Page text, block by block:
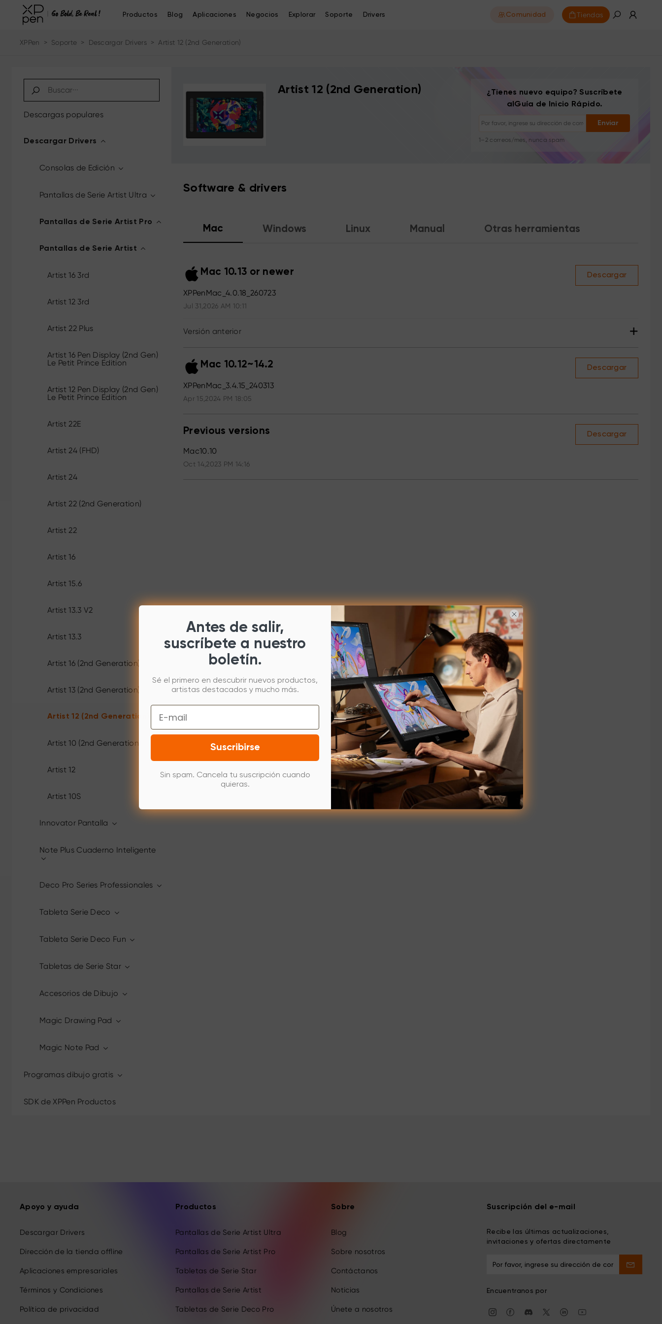
Productos Blog Aplicaciones Negocios Explorar Soporte Drivers Comunidad Tiendas
XPPen > Soporte > Descargar Drivers > Artist 12 (2nd Generation)
Descargas populares
Descargar Drivers
Consolas de Edición
Pantallas de Serie Artist Ultra
Pantallas de Serie Artist Pro
Pantallas de Serie Artist
Artist 16 3rd
Artist 12 3rd
Artist 22 Plus
Artist 16 Pen Display (2nd Gen)
Le Petit Prince Edition
Artist 12 Pen Display (2nd Gen)
Le Petit Prince Edition
Artist 22E
Artist 24 (FHD)
Artist 24
Artist 22 (2nd Generation)
Artist 22
Artist 16
Artist 15.6
Artist 13.3 V2
Artist 13.3
Artist 16 (2nd Generation)
Artist 13 (2nd Generation)
Artist 12 (2nd Generation)
Artist 10 (2nd Generation)
Artist 12
Artist 10S
Innovator Pantalla
Note Plus Cuaderno Inteligente
Deco Pro Series Professionales
Tableta Serie Deco
Tableta Serie Deco Fun
Tabletas de Serie Star
Accesorios de Dibujo
Magic Drawing Pad
Magic Note Pad
Programas dibujo gratis
SDK de XPPen Productos
Artist 12 (2nd Generation)
¿Tienes nuevo equipo? Suscríbete
alGuía de Inicio Rápido.
Enviar
Tutoriales de dibujo
Consejos y solución de problemas
Historias de artistas e inspiración
1–2 correos/mes, nunca spam
Darse de baja: con un clic en cualquier momento
Software & drivers
Mac Windows Linux Manual Otras herramientas
Mac 10.13 or newer
XPPenMac_4.0.18_260723
Jul 31,2026 AM 10:11
Descargar
Versión anterior +
Mac 10.12~14.2
XPPenMac_3.4.15_240313
Apr 15,2024 PM 18:05
Descargar
Previous versions
Mac10.10
Oct 14,2023 PM 14:16
Descargar
Apoyo y ayuda
Descargar Drivers
Dirección de la tienda offline
Aplicaciones empresariales
Términos y Condiciones
Política de privacidad
Productos
Pantallas de Serie Artist Ultra
Pantallas de Serie Artist Pro
Tabletas de Serie Star
Pantallas de Serie Artist
Tabletas de Serie Deco Pro
Sobre
Blog
Sobre nosotros
Contáctanos
Noticias
Únete a nosotros
Suscripción del e-mail
Recibe las últimas actualizaciones,
invitaciones y ofertas directamente
Encuentranos por
Antes de salir,
suscríbete a nuestro
boletín.
Sé el primero en descubrir nuevos productos,
artistas destacados y mucho más.
Email
Suscribirse
Sin spam. Cancela tu suscripción cuando
quieras.